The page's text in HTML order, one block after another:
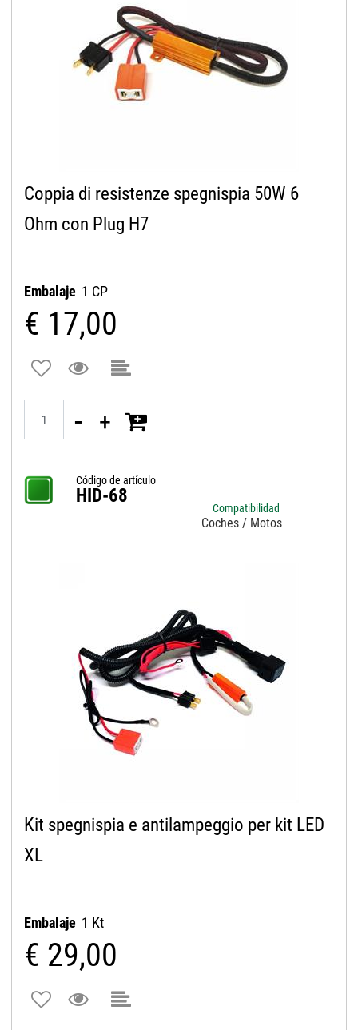
Coppia di resistenze spegnispia 50W 6
Ohm con Plug H7
Embalaje 1 CP
€ 17,00
Código de artículo
HID-68
Compatibilidad
Coches / Motos
Kit spegnispia e antilampeggio per kit LED
XL
Embalaje 1 Kt
€ 29,00